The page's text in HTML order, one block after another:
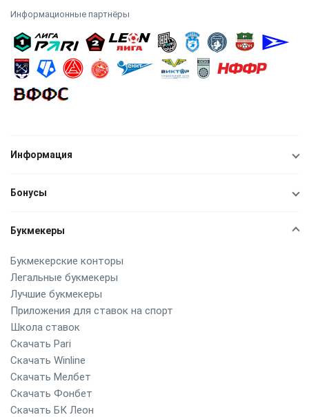
Информационные партнёры
Информация
Бонусы
Букмекеры
Букмекерские конторы
Легальные букмекеры
Лучшие букмекеры
Приложения для ставок на спорт
Школа ставок
Скачать Pari
Скачать Winline
Скачать Мелбет
Скачать Фонбет
Скачать БК Леон